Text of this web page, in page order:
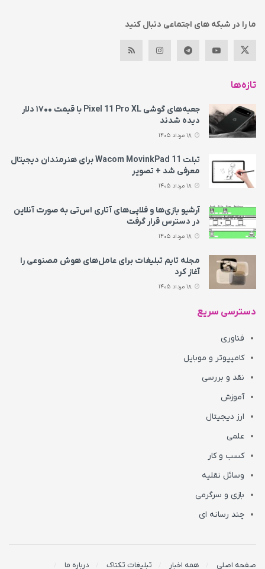
ما را در شبکه های اجتماعی دنبال کنید
تازه‌ها
جعبه‌های گوشی Pixel 11 Pro XL با قیمت ۱۷۰۰ دلار
دیده شدند
تبلت Wacom MovinkPad 11 برای هنرمندان دیجیتال
معرفی شد + تصویر
آرشیو بازی‌ها و فلاپی‌های آتاری اس‌تی به‌ صورت آنلاین
در دسترس قرار گرفت
مجله تایم تبلیغات برای عامل‌های هوش مصنوعی را
آغاز کرد
دسترسی سریع
فناوری
کامپیوتر و موبایل
نقد و بررسی
آموزش
ارز دیجیتال
علمی
کسب و کار
وسائل نقلیه
بازی و سرگرمی
چند رسانه ای
صفحه اصلی همه اخبار تبلیغات تکناک درباره ما